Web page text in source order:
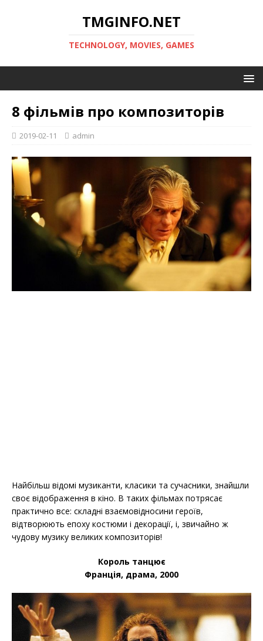
TMGINFO.NET
ТECHNOLOGY, MOVIES, GAMES
8 фільмів про композиторів
2019-02-11 admin
Найбільш відомі музиканти, класики та сучасники, знайшли
своє відображення в кіно. В таких фільмах потрясає
практично все: складні взаємовідносини героїв,
відтворюють епоху костюми і декорації, і, звичайно ж
чудову музику великих композиторів!
Король танцює
Франція, драма, 2000